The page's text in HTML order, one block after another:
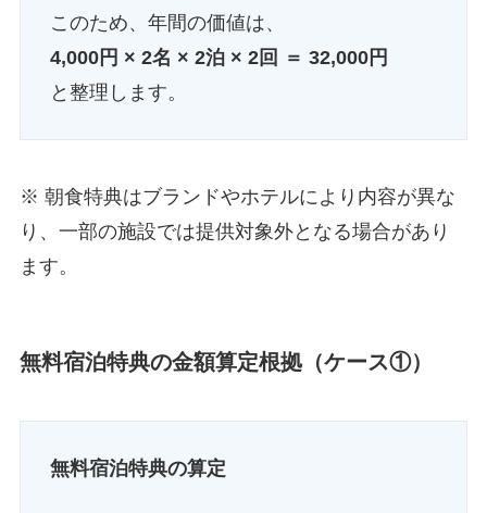
このため、年間の価値は、
4,000円 × 2名 × 2泊 × 2回 ＝ 32,000円
と整理します。
※ 朝食特典はブランドやホテルにより内容が異な
り、一部の施設では提供対象外となる場合があり
ます。
無料宿泊特典の金額算定根拠（ケース①）
無料宿泊特典の算定